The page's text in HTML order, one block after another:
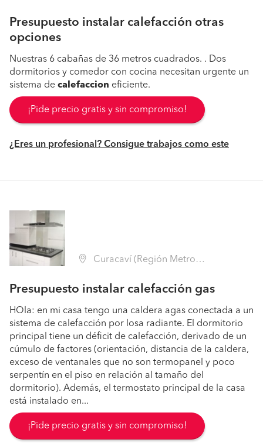
Presupuesto instalar calefacción otras
opciones
Nuestras 6 cabañas de 36 metros cuadrados. . Dos
dormitorios y comedor con cocina necesitan urgente un
sistema de calefaccion eficiente.
¡Pide precio gratis y sin compromiso!
¿Eres un profesional? Consigue trabajos como este
Curacaví (Región Metropolitana - Melipilla)
Presupuesto instalar calefacción gas
HOla: en mi casa tengo una caldera agas conectada a un
sistema de calefacción por losa radiante. El dormitorio
principal tiene un déficit de calefacción, derivado de un
cúmulo de factores (orientación, distancia de la caldera,
exceso de ventanales que no son termopanel y poco
serpentín en el piso en relación al tamaño del
dormitorio). Además, el termostato principal de la casa
está instalado en...
¡Pide precio gratis y sin compromiso!